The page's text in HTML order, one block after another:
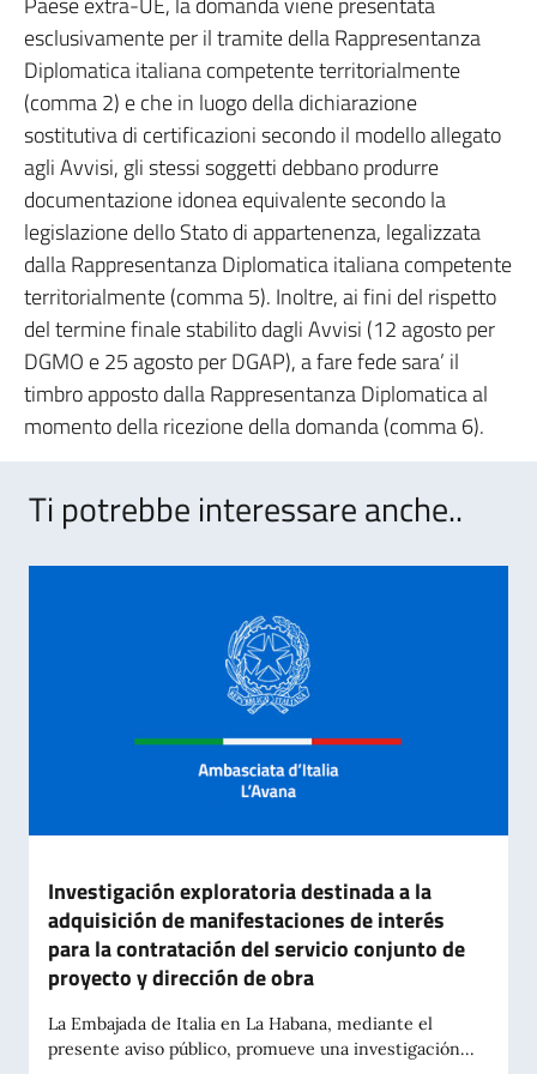
esclusivamente per il tramite della Rappresentanza
Diplomatica italiana competente territorialmente
(comma 2) e che in luogo della dichiarazione
sostitutiva di certificazioni secondo il modello allegato
agli Avvisi, gli stessi soggetti debbano produrre
documentazione idonea equivalente secondo la
legislazione dello Stato di appartenenza, legalizzata
dalla Rappresentanza Diplomatica italiana competente
territorialmente (comma 5). Inoltre, ai fini del rispetto
del termine finale stabilito dagli Avvisi (12 agosto per
DGMO e 25 agosto per DGAP), a fare fede sara’ il
timbro apposto dalla Rappresentanza Diplomatica al
momento della ricezione della domanda (comma 6).
Ti potrebbe interessare anche..
Investigación exploratoria destinada a la
adquisición de manifestaciones de interés
para la contratación del servicio conjunto de
proyecto y dirección de obra
La Embajada de Italia en La Habana, mediante el
presente aviso público, promueve una investigación...